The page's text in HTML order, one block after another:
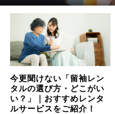
今更聞けない「留袖レン
タルの選び方・どこがい
い？」｜おすすめレンタ
ルサービスをご紹介！